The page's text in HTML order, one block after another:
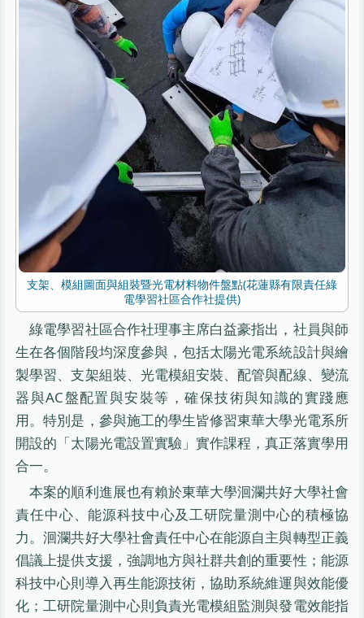
支架、模組圖面與組裝暨光電材料物件盤點(花蓮縣有限責任綠
電學習社區合作社提供)
綠電學習社區合作社理事主席白益豪指出，社員與師
生在各個階段均深度參與，包括太陽光電系統設計與繪
製學習、支架組裝、光電模組安裝、配管與配線、變流
器與AC盤配置與安裝等，確保技術與知識的實踐應
用。特別是，參與施工的學生皆修習東華大學光電系所
開設的「太陽光電設置實驗」實作課程，真正落實學用
合一。
本案的順利進展也有賴於東華大學洄瀾共好大學社會
責任中心、能源科技中心及工研院量測中心的積極協
力。洄瀾共好大學社會責任中心在能源自主與轉型正義
倡議上提供支援，強調地方與社群共創的重要性；能源
科技中心則導入再生能源技術，協助系統維運與效能優
化；工研院量測中心則負責光電模組監測與發電效能指